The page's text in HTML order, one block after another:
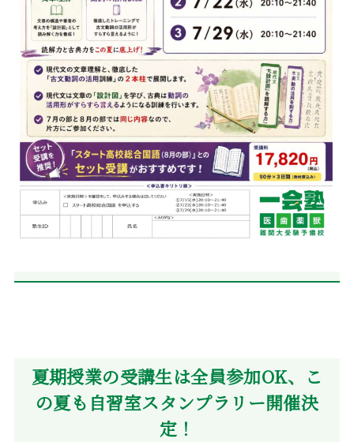
夏期授業の受講生は全員参加OK、こ
の夏も自習室スタンプラリー開催決
定！